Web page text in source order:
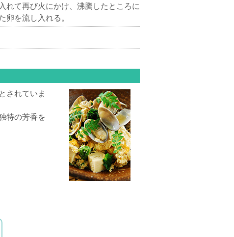
れて再び火にかけ、沸騰したところに
卵を流し入れる。
されていま
特の芳香を